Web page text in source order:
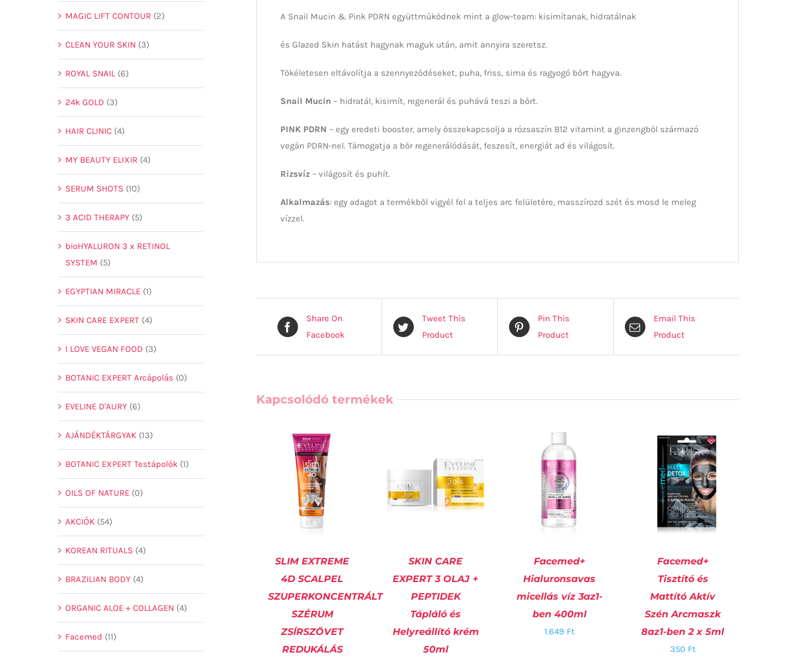
A Snail Mucin & Pink PDRN együttműködnek mint a glow-team: kisimítanak, hidratálnak
és Glazed Skin hatást hagynak maguk után, amit annyira szeretsz.
Tökéletesen eltávolítja a szennyeződéseket, puha, friss, sima és ragyogó bőrt hagyva.
Snail Mucin – hidratál, kisimít, regenerál és puhává teszi a bőrt.
PINK PDRN – egy eredeti booster, amely összekapcsolja a rózsaszín B12 vitamint a ginzengből származó
vegán PDRN-nel. Támogatja a bőr regenerálódását, feszesít, energiát ad és világosít.
Rizsvíz – világosít és puhít.
Alkalmazás: egy adagot a termékből vigyél fel a teljes arc felületére, masszírozd szét és mosd le meleg
vízzel.
Share On
Facebook
Tweet This
Product
Pin This
Product
Email This
Product
Kapcsolódó termékek
KOSÁRBA TESZEM
/
SLIM EXTREME
4D SCALPEL
SZUPERKONCENTRÁLT
SZÉRUM
ZSÍRSZÖVET
REDUKÁLÁS
KOSÁRBA TESZEM
SKIN CARE
EXPERT 3 OLAJ +
PEPTIDEK
Tápláló és
Helyreállító krém
50ml
KOSÁRBA TESZEM
/
Facemed+
Hialuronsavas
micellás víz 3az1-
ben 400ml
1.649 Ft
KOSÁRBA TESZEM
/
Facemed+
Tisztító és
Mattító Aktív
Szén Arcmaszk
8az1-ben 2 x 5ml
350 Ft
MAGIC LIFT CONTOUR (2)
CLEAN YOUR SKIN (3)
ROYAL SNAIL (6)
24k GOLD (3)
HAIR CLINIC (4)
MY BEAUTY ELIXIR (4)
SERUM SHOTS (10)
3 ACID THERAPY (5)
bioHYALURON 3 x RETINOL
SYSTEM (5)
EGYPTIAN MIRACLE (1)
SKIN CARE EXPERT (4)
I LOVE VEGAN FOOD (3)
BOTANIC EXPERT Arcápolás (0)
EVELINE D'AURY (6)
AJÁNDÉKTÁRGYAK (13)
BOTANIC EXPERT Testápolók (1)
OILS OF NATURE (0)
AKCIÓK (54)
KOREAN RITUALS (4)
BRAZILIAN BODY (4)
ORGANIC ALOE + COLLAGEN (4)
Facemed (11)